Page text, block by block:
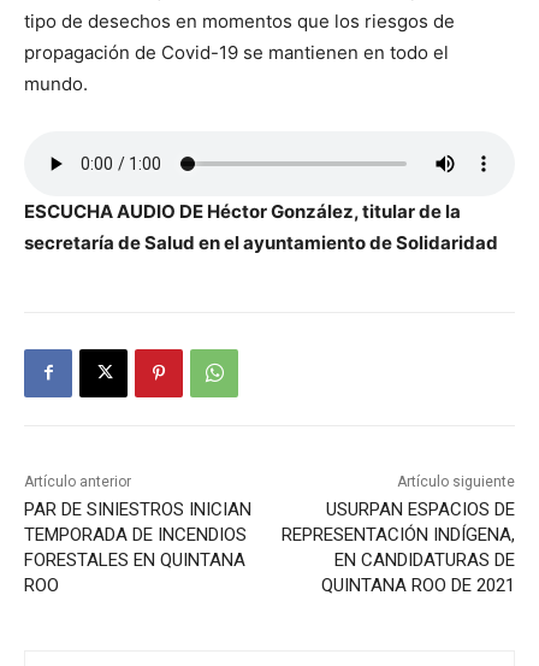
tipo de desechos en momentos que los riesgos de
propagación de Covid-19 se mantienen en todo el
mundo.
ESCUCHA AUDIO DE Héctor González, titular de la
secretaría de Salud en el ayuntamiento de Solidaridad
Artículo anterior
PAR DE SINIESTROS INICIAN
TEMPORADA DE INCENDIOS
FORESTALES EN QUINTANA
ROO
Artículo siguiente
USURPAN ESPACIOS DE
REPRESENTACIÓN INDÍGENA,
EN CANDIDATURAS DE
QUINTANA ROO DE 2021